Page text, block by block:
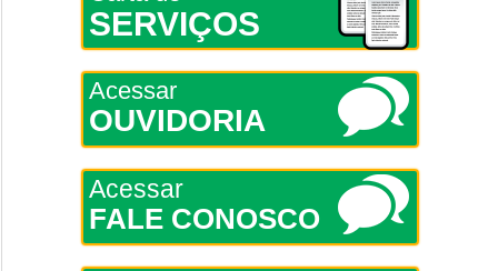
SERVIÇOS
Acessar
OUVIDORIA
Acessar
FALE CONOSCO